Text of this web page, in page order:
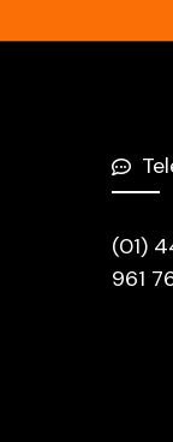
(01)
961